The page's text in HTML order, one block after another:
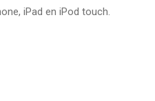
Okey 101 biedt
iPad en iPod touch.